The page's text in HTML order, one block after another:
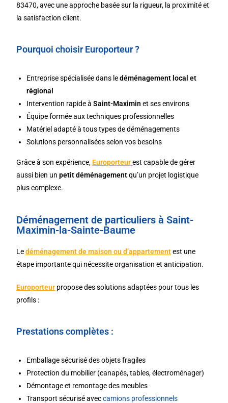
83470, avec une approche basée sur la rigueur, la proximité et
la satisfaction client.
Pourquoi choisir Europorteur ?
Entreprise spécialisée dans ledéménagement local et
régional
Intervention rapide àSaint-Maximin et ses environs
Équipe formée aux techniques professionnelles
Matériel adapté à tous types de déménagements
Solutions personnalisées selon vos besoins
Grâce à son expérience, Europorteur est capable de gérer
aussi bien unpetit déménagementqu’un projet logistique
plus complexe.
Déménagement de particuliers à Saint-
Maximin-la-Sainte-Baume
Ledéménagement de maison ou d’appartementest une
étape importante qui nécessite organisation et anticipation.
Europorteur propose des solutions adaptées pour tous les
profils :
Prestations complètes :
Emballage sécurisé des objets fragiles
Protection du mobilier (canapés, tables, électroménager)
Démontage et remontage des meubles
Transport sécurisé aveccamions professionnels